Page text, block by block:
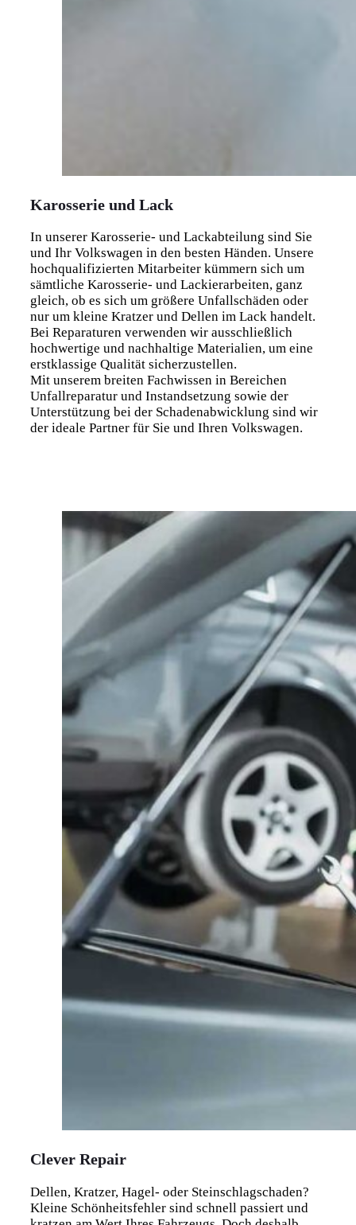
Karosserie und Lack
In unserer Karosserie- und Lackabteilung sind Sie
und Ihr Volkswagen in den besten Händen. Unsere
hochqualifizierten Mitarbeiter kümmern sich um
sämtliche Karosserie- und Lackierarbeiten, ganz
gleich, ob es sich um größere Unfallschäden oder
nur um kleine Kratzer und Dellen im Lack handelt.
Bei Reparaturen verwenden wir ausschließlich
hochwertige und nachhaltige Materialien, um eine
erstklassige Qualität sicherzustellen.
Mit unserem breiten Fachwissen in Bereichen
Unfallreparatur und Instandsetzung sowie der
Unterstützung bei der Schadenabwicklung sind wir
der ideale Partner für Sie und Ihren Volkswagen.
Clever Repair
Dellen, Kratzer, Hagel- oder Steinschlagschaden?
Kleine Schönheitsfehler sind schnell passiert und